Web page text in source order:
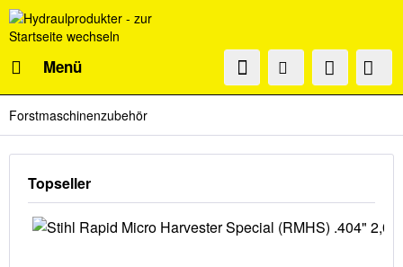
Menü
Forstmaschinenzubehör
Topseller